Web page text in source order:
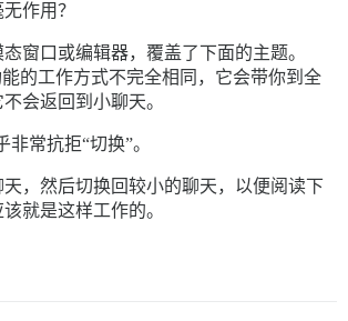
作用？
窗口或编辑器，覆盖了下面的主题。
的工作方式不完全相同，它会带你到全
会返回到小聊天。
非常抗拒“切换”。
，然后切换回较小的聊天，以便阅读下
就是这样工作的。